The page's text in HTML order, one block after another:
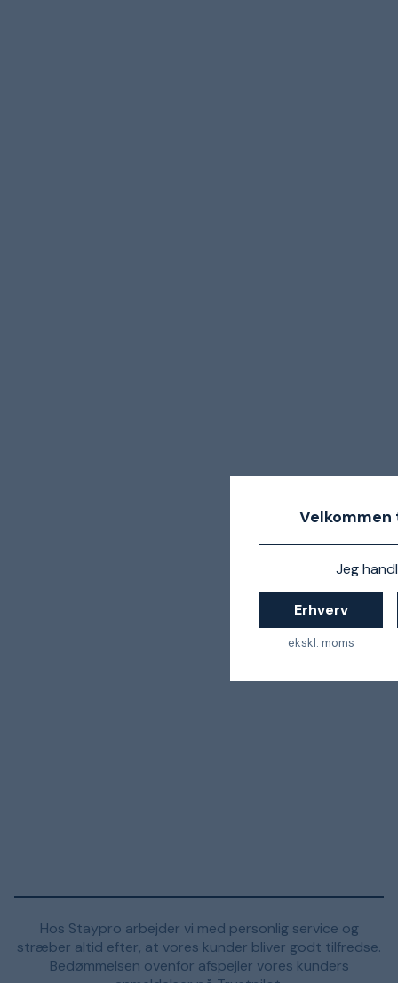
Jeg
Erhverv
ekskl. moms
Hos Staypro arbejder vi med personlig service og
stræber altid efter, at vores kunder bliver godt tilfredse.
Bedømmelsen ovenfor afspejler vores kunders